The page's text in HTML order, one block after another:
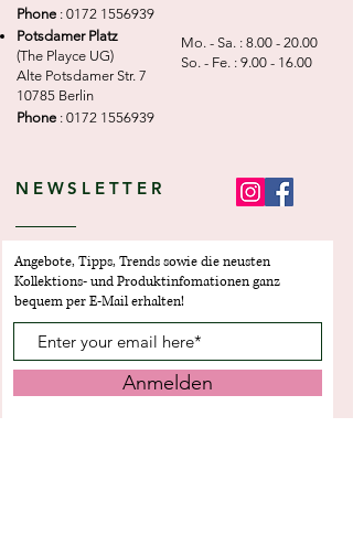
Phone : 0172 1556939
Potsdamer Platz
(The Playce UG)
Alte Potsdamer Str. 7
10785 Berlin
Phone : 0172 1556939
Mo. - Sa. : 8.00 - 20.00
So. - Fe. : 9.00 - 16.00
NEWSLETTER
Angebote, Tipps, Trends sowie die neusten
Kollektions- und Produktinfomationen ganz
bequem per E-Mail erhalten!
Anmelden